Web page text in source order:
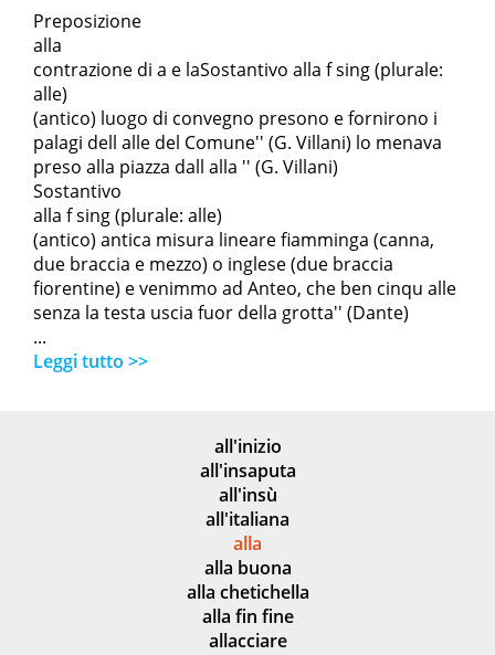
Preposizione
alla
contrazione di a e laSostantivo alla f sing (plurale:
alle)
(antico) luogo di convegno presono e fornirono i
palagi dell alle del Comune'' (G. Villani) lo menava
preso alla piazza dall alla '' (G. Villani)
Sostantivo
alla f sing (plurale: alle)
(antico) antica misura lineare fiamminga (canna,
due braccia e mezzo) o inglese (due braccia
fiorentine) e venimmo ad Anteo, che ben cinqu alle
senza la testa uscia fuor della grotta'' (Dante)
...
Leggi tutto >>
all'inizio
all'insaputa
all'insù
all'italiana
alla
alla buona
alla chetichella
alla fin fine
allacciare